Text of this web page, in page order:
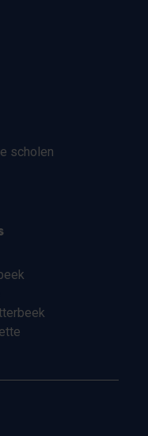
scholen